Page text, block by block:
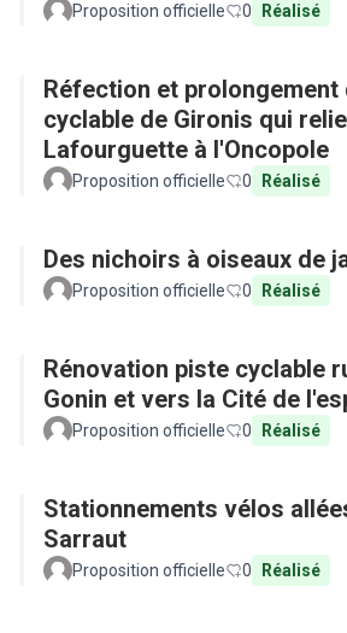
Proposition officielle 0 Réalisé
Réfection et prolongement
cyclable de Gironis qui
Lafourguette à l'Oncopole
Proposition officielle 0 Réalisé
Des nichoirs à oiseaux de
Proposition officielle 0 Réalisé
Rénovation piste cyclable
Gonin et vers la Cité de
Proposition officielle 0 Réalisé
Stationnements vélos
Sarraut
Proposition officielle 0 Réalisé